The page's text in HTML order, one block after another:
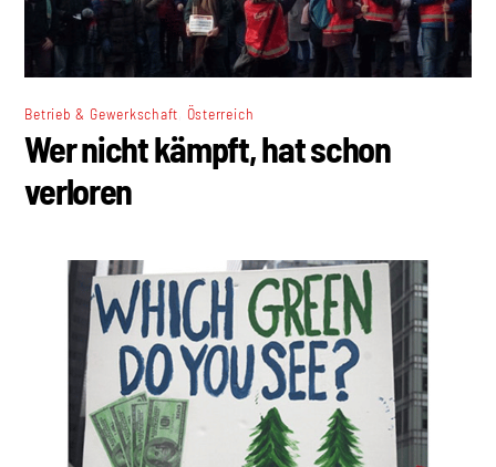
Betrieb & Gewerkschaft Österreich
Wer nicht kämpft, hat schon
verloren